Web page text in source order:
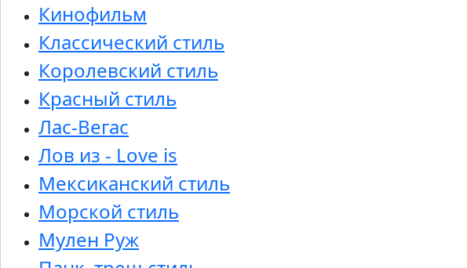
Кинофильм
Классический стиль
Королевский стиль
Красный стиль
Лас-Вегас
Лов из - Love is
Мексиканский стиль
Морской стиль
Мулен Руж